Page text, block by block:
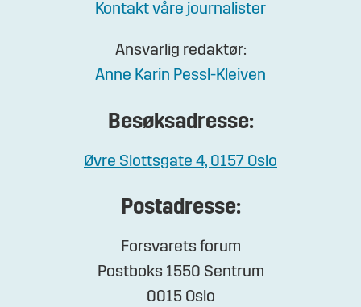
Kontakt våre journalister
Ansvarlig redaktør:
Anne Karin Pessl-Kleiven
Besøksadresse:
Øvre Slottsgate 4, 0157 Oslo
Postadresse:
Forsvarets forum
Postboks 1550 Sentrum
0015 Oslo